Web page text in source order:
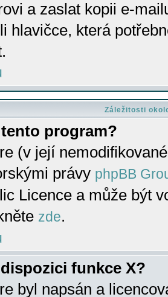
a zaslat kopii e-
hlavičce, která
Záležitosti
program?
(v její
právy phpBB
Licence a může být
zde.
funkce X?
byl napsán a